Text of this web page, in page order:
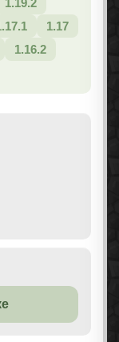
1.19.2
1.17
1.16.2